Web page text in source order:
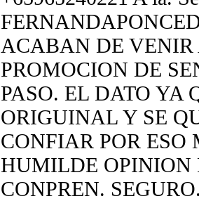
ACABAN DE
PROMOCION DE
PASO. EL DATO YA
ORIGUINAL Y SE
CONFIAR POR ESO
HUMILDE OPINION
CONPREN.